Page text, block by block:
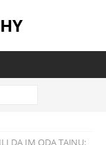
DA IM ODA TAJNU: